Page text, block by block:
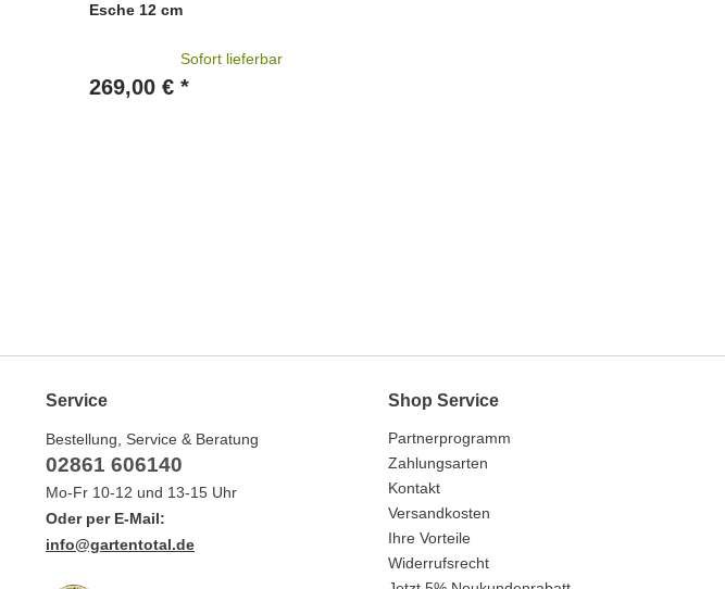
Esche 12 cm
Sofort lieferbar
269,00 € *
Service
Bestellung, Service & Beratung
02861 606140
Mo-Fr 10-12 und 13-15 Uhr
Oder per E-Mail:
info@gartentotal.de
Shop Service
Partnerprogramm
Zahlungsarten
Kontakt
Versandkosten
Ihre Vorteile
Widerrufsrecht